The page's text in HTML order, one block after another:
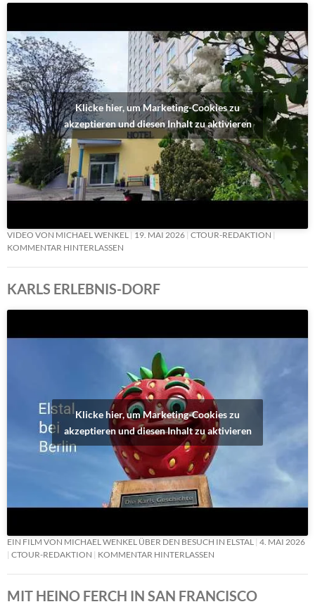
Klicke hier, um Marketing-Cookies zu
akzeptieren und diesen Inhalt zu aktivieren
VIDEO VON MICHAEL WENKEL 19. MAI 2026 CTOUR-REDAKTION
KOMMENTAR HINTERLASSEN
KARLS ERLEBNIS-DORF
Klicke hier, um Marketing-Cookies zu
akzeptieren und diesen Inhalt zu aktivieren
EIN FILM VON MICHAEL WENKEL ÜBER DEN BESUCH IN ELSTAL
4. MAI 2026
CTOUR-REDAKTION
KOMMENTAR HINTERLASSEN
MIT HEINO FERCH IN SAN FRANCISCO